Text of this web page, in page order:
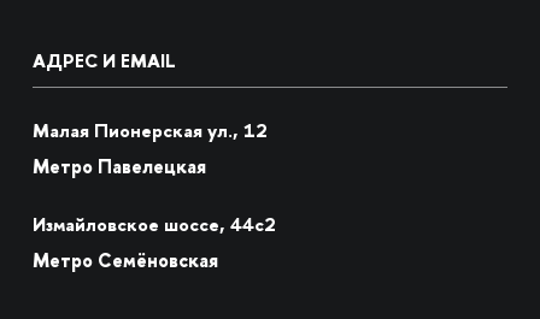
АДРЕС И EMAIL
Малая Пионерская ул., 12
Метро Павелецкая
Измайловское шоссе, 44с2
Метро Семёновская